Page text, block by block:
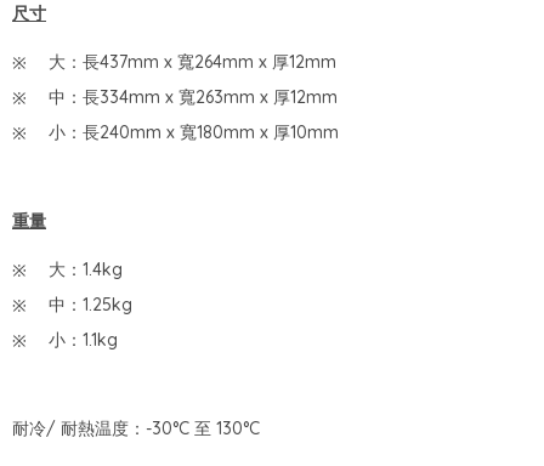
尺寸
大：長437mm x 寬264mm x 厚12mm
中：長334mm x 寬263mm x 厚12mm
小：長240mm x 寬180mm x 厚10mm
重量
大：1.4kg
中：1.25kg
小：1.1kg
耐冷/ 耐熱温度：-30°C 至 130°C